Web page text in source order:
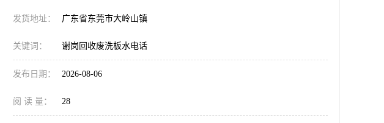
发货地址： 广东省东莞市大岭山镇
关键词： 谢岗回收废洗板水电话
发布日期： 2026-08-06
阅 读 量： 28